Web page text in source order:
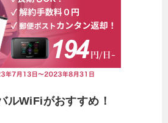
ルWiFiがおすすめ！